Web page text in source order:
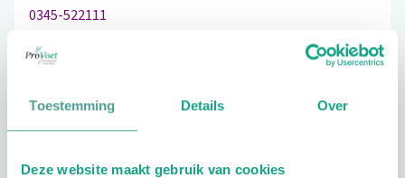
Toestemming Details Over
Deze website maakt gebruik van cookies
0345-522111
Schrijf ook een review